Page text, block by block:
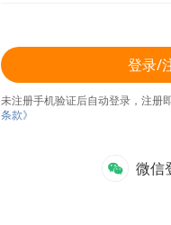
登录/
未注册手机验证后自动登录，注册
条款》
微信